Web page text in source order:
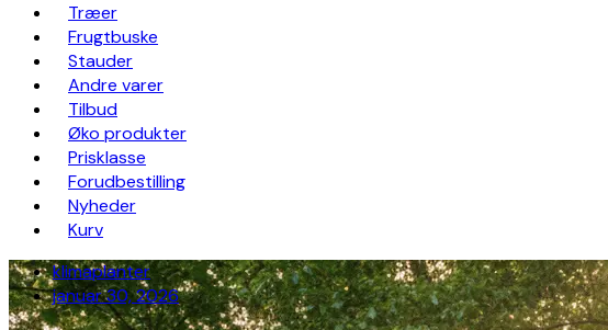
Træer
Frugtbuske
Stauder
Andre varer
Tilbud
Øko produkter
Prisklasse
Forudbestilling
Nyheder
Kurv
klimaplanter
januar 30, 2026